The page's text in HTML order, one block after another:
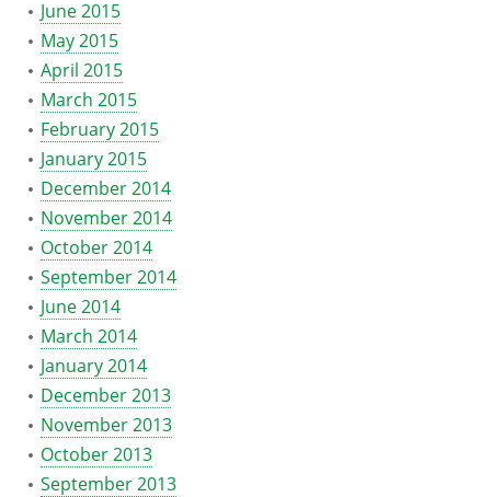
June 2015
May 2015
April 2015
March 2015
February 2015
January 2015
December 2014
November 2014
October 2014
September 2014
June 2014
March 2014
January 2014
December 2013
November 2013
October 2013
September 2013